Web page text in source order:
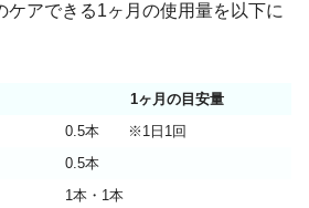
ケアできる1ヶ月の使用量を以下に
1ヶ月の目安量
0.5本 ※1日1回
0.5本
1本・1本